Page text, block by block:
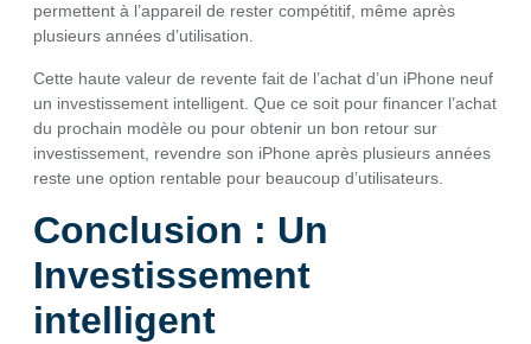
permettent à l’appareil de rester compétitif, même après
plusieurs années d’utilisation.
Cette haute valeur de revente fait de l’achat d’un iPhone neuf
un investissement intelligent. Que ce soit pour financer l’achat
du prochain modèle ou pour obtenir un bon retour sur
investissement, revendre son iPhone après plusieurs années
reste une option rentable pour beaucoup d’utilisateurs.
Conclusion : Un
Investissement
intelligent